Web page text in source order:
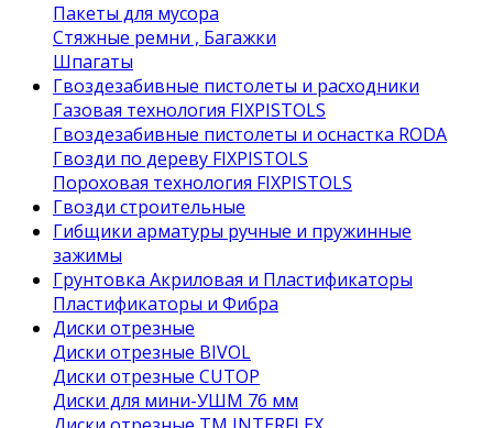
Пакеты для мусора
Стяжные ремни , Багажки
Шпагаты
Гвоздезабивные пистолеты и расходники
Газовая технология FIXPISTOLS
Гвоздезабивные пистолеты и оснастка RODA
Гвозди по дереву FIXPISTOLS
Пороховая технология FIXPISTOLS
Гвозди строительные
Гибщики арматуры ручные и пружинные
зажимы
Грунтовка Акриловая и Пластификаторы
Пластификаторы и Фибра
Диски отрезные
Диски отрезные BIVOL
Диски отрезные CUTOP
Диски для мини-УШМ 76 мм